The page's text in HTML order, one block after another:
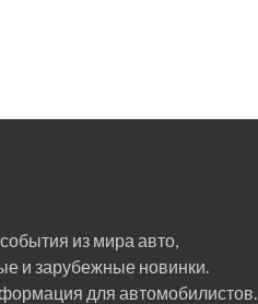
из мира авто,
и зарубежные новинки.
для автомобилистов.